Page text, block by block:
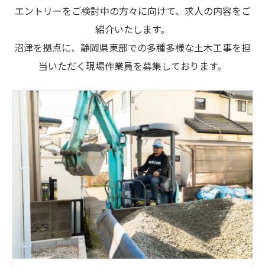
エントリーをご検討中の方々に向けて、求人の内容をご
紹介いたします。
沼津を拠点に、静岡県東部での多種多様な土木工事を担
当いただく現場作業員を募集しております。